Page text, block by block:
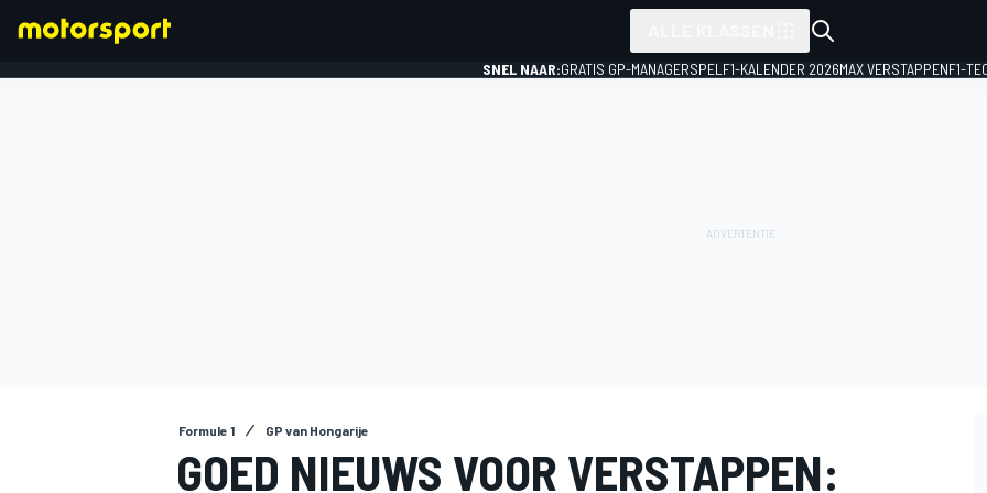
SNEL NAAR:GRATIS GP-MANAGERSPEL F1-KALENDER 2026MAX VERSTAPPENF1-
Formule 1 GP van Hongarije
GOED NIEUWS VOOR VERSTAPPEN: